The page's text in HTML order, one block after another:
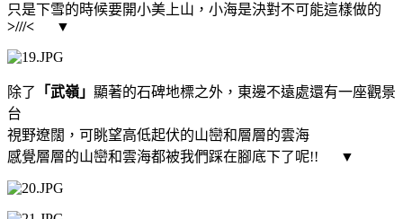
只是下雪的時候要開小美上山，小海是決對不可能這樣做的
>///<
▼
除了 「武嶺」 顯著的石碑地標之外，東邊不遠處還有一座觀景
台
視野遼闊，可眺望高低起伏的山巒和層層的雲海
感覺層層的山巒和雲海都被我們踩在腳底下了呢!!
▼